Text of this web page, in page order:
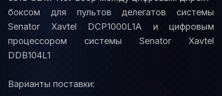
боксом для пультов делегатов системы
Senator Xavtel DCP1000L1A и цифровым
процессором системы Senator Xavtel
DDB104L1
Варианты поставки: